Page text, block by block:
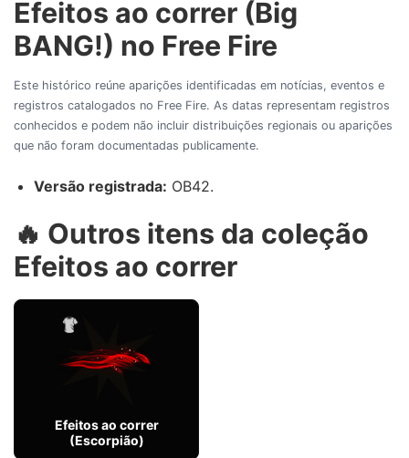
Efeitos ao correr (Big
BANG!) no Free Fire
Este histórico reúne aparições identificadas em notícias, eventos e
registros catalogados no Free Fire. As datas representam registros
conhecidos e podem não incluir distribuições regionais ou aparições
que não foram documentadas publicamente.
Versão registrada: OB42.
🔥 Outros itens da coleção
Efeitos ao correr
Efeitos ao correr
(Escorpião)